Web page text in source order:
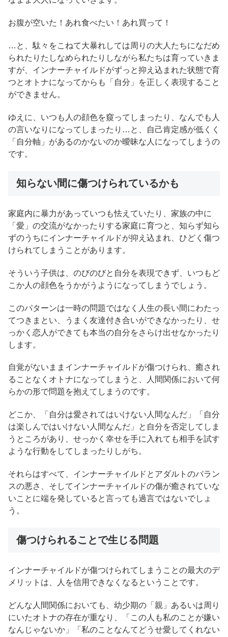
お腹が空いた！あれ食べたい！あれ買って！
…と、駄々をこねて大暴れしては周りの大人たちになだめ
られたりたしなめられたりしながら私たちは育っていきま
すが、インナーチャイルドがずっと抑え込まれた状態で育
つとオトナになってからも「自分」を正しく表現すること
ができません。
ゆえに、いつも人の顔色を窺ってしまったり、なんでも人
の言いなりになってしまったり…と、自己肯定感が低くく
「自分軸」があるのかないのか曖昧な人になってしまうの
です。
知らない間に傷つけられているかも
家庭内に暴力があっていつも怯えていたり、家族の中に
「愛」の交流がなかったりする家庭に育つと、知らず知ら
ずのうちにインナーチャイルドが抑え込まれ、ひどく傷つ
けられてしまうことがあります。
そういう子供は、のびのびと自分を表現できず、いつもど
こか人の顔色をうかがうようになってしまうでしょう。
このパターンは一時の問題ではなく人生の長い間にわたっ
てつきまとい、うまく友達付き合いができなかったり、せ
っかく恋人ができても本当の自分をさらけ出せなかったり
します。
自覚がないままインナーチャイルドが傷つけられ、癒され
ることなくオトナになってしまうと、人間関係において何
らかの形で問題を抱えてしまうのです。
どこか、「自分は愛されてはいけない人間なんだ」「自分
は楽しんではいけない人間なんだ」と自分を否定してしま
うところがあり、せっかく幸せを手に入れても相手を試す
ような行動をしてしまったりしがち。
それらはすべて、インナーチャイルドとアダルトのバラン
スの悪さ、そしてインナーチャイルドの傷が癒されていな
いことに端を発していると言っても過言ではないでしょ
う。
傷つけられることで生じる問題
インナーチャイルドが傷つけられてしまうことの最大のデ
メリットは、人を信用できなくなるということです。
どんな人間関係においても、幼少期の「親」あるいは周り
にいたオトナの存在が重なり、「この人も私のことが嫌い
なんじゃないか」「私のことなんてどうせ愛してくれない